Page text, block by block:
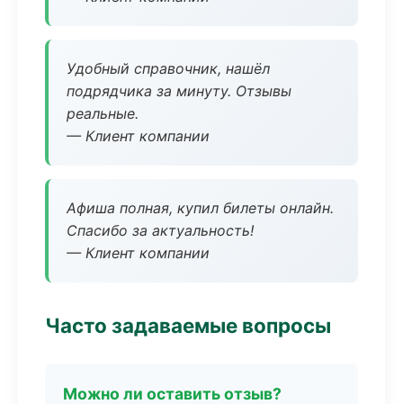
Удобный справочник, нашёл
подрядчика за минуту. Отзывы
реальные.
— Клиент компании
Афиша полная, купил билеты онлайн.
Спасибо за актуальность!
— Клиент компании
Часто задаваемые вопросы
Можно ли оставить отзыв?